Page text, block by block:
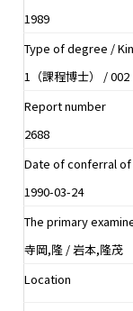
1989
Type of degree /
1（課程博士） / 002
Report number
2688
Date of conferral
1990-03-24
The primary
寺岡,隆 / 岩本,隆
Location